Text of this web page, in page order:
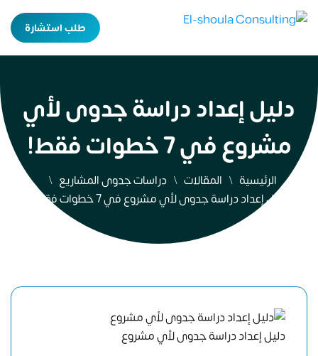
طلب استشارة
دليل إعداد دراسة جدوى لأي
مشروع في 7 خطوات فقط!
الرئيسية المقالات
دراسات جدوى المشاريع
دليل إعداد دراسة جدوى لأي مشروع في 7 خطوات فقط!
دليل إعداد دراسة جدوى لأي مشروع